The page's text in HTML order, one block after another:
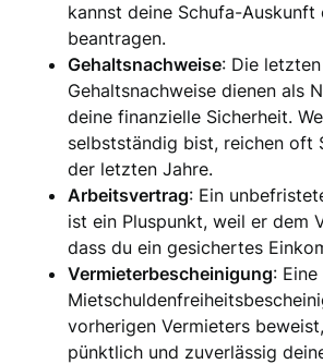
kannst deine Schufa-Auskunft
beantragen.
Gehaltsnachweise: Die
Gehaltsnachweise dienen als
deine finanzielle Sicherheit.
selbstständig bist, reichen oft
der letzten Jahre.
Arbeitsvertrag: Ein
ist ein Pluspunkt, weil er dem
dass du ein gesichertes
Vermieterbescheinigung: Eine
vorherigen Vermieters
pünktlich und zuverlässig